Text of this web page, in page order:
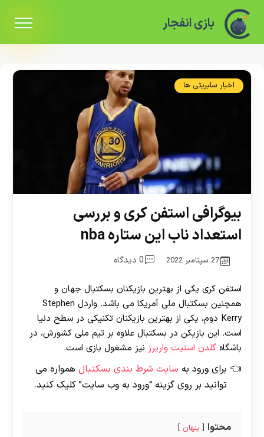
بازی انفجار
اخبار سلبریتی ها
بیوگرافی استفن کری و بررسی
استعداد ناب این ستاره nba
27 سپتامبر 2022 0 دیدگاه
استفن کری یکی از بهترین بازیکنان بسکتبال جهان و
همچنین بسکتبال ملی آمریکا می باشد. واردل Stephen
Kerry دوم، یکی از بهترین بازیکنان تکنیکی در سطح دنیا
است. این بازیکن در بسکتبال علاوه بر تیم ملی کشورش، در
باشگاه گلدن استیت واریرز نیز مشغول بازی است.
برای ورود به سایت شرط بندی بسکتبال همواره می
توانید بر روی گزینه “ورود به وب سایت” کلیک کنید.
محتوا پنهان